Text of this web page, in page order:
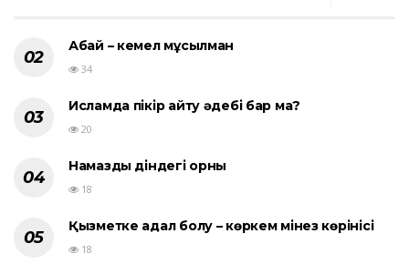
Абай – кемел мұсылман
34
Исламда пікір айту әдебі бар ма?
20
Намаздың діндегі орны
18
Қызметке адал болу – көркем мінез көрінісі
18